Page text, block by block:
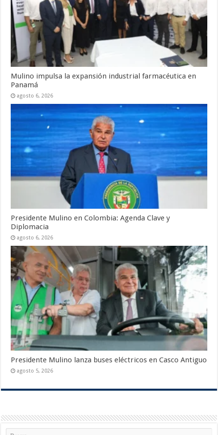
Mulino impulsa la expansión industrial farmacéutica en
Panamá
agosto 6, 2026
Presidente Mulino en Colombia: Agenda Clave y
Diplomacia
agosto 6, 2026
Presidente Mulino lanza buses eléctricos en Casco Antiguo
agosto 5, 2026